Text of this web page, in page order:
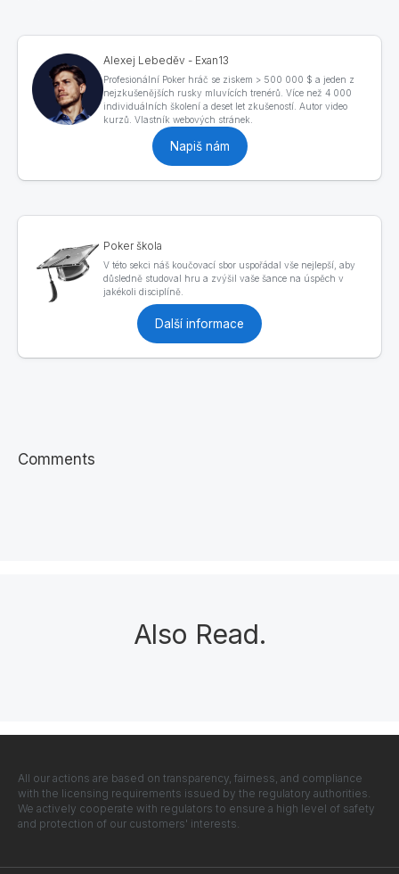
Alexej Lebeděv - Exan13
Profesionální Poker hráč se ziskem > 500 000 $ a jeden z
nejzkušenějších rusky mluvících trenérů. Více než 4 000
individuálních školení a deset let zkušeností. Autor video
kurzů. Vlastník webových stránek.
Napiš nám
Poker škola
V této sekci náš koučovací sbor uspořádal vše nejlepší, aby
důsledně studoval hru a zvýšil vaše šance na úspěch v
jakékoli disciplíně.
Další informace
Comments
Also Read.
All our actions are based on transparency, fairness, and compliance
with the licensing requirements issued by the regulatory authorities.
We actively cooperate with regulators to ensure a high level of safety
and protection of our customers' interests.